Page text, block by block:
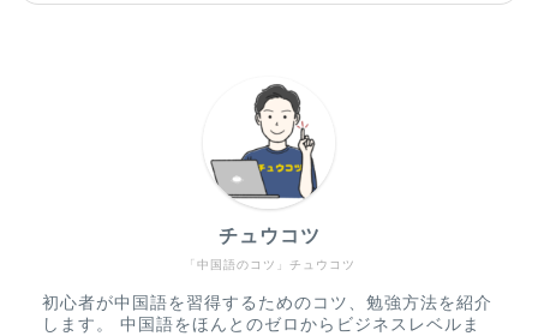
「中国語のコツ」チュウコツ
チュウコツ
初心者が中国語を習得するためのコツ、勉強方法を紹介
します。 中国語をほんとのゼロからビジネスレベルま